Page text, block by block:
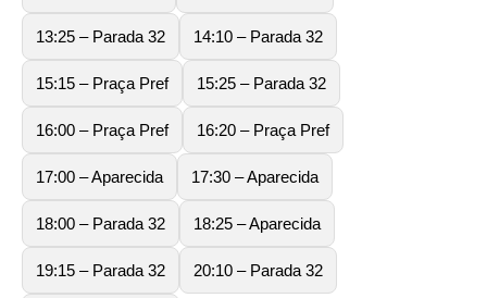
13:25 – Parada 32 14:10 – Parada 32
15:15 – Praça Pref 15:25 – Parada 32
16:00 – Praça Pref 16:20 – Praça Pref
17:00 – Aparecida 17:30 – Aparecida
18:00 – Parada 32 18:25 – Aparecida
19:15 – Parada 32 20:10 – Parada 32